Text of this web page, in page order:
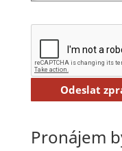
Pronájem